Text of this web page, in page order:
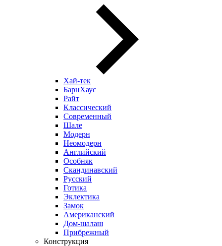
Хай-тек
БарнХаус
Райт
Классический
Современный
Шале
Модерн
Неомодерн
Английский
Особняк
Скандинавский
Русский
Готика
Эклектика
Замок
Американский
Дом-шалаш
Прибрежный
Конструкция